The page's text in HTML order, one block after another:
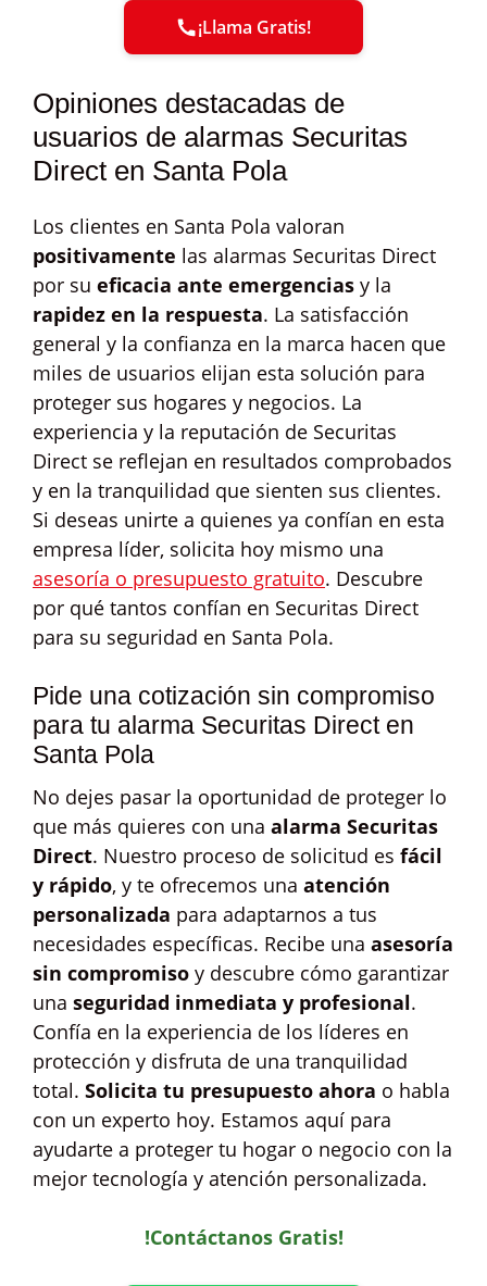
¡Llama Gratis!
Opiniones destacadas de
usuarios de alarmas Securitas
Direct en Santa Pola
Los clientes en Santa Pola valoran
positivamente las alarmas Securitas Direct
por su eficacia ante emergencias y la
rapidez en la respuesta. La satisfacción
general y la confianza en la marca hacen que
miles de usuarios elijan esta solución para
proteger sus hogares y negocios. La
experiencia y la reputación de Securitas
Direct se reflejan en resultados comprobados
y en la tranquilidad que sienten sus clientes.
Si deseas unirte a quienes ya confían en esta
empresa líder, solicita hoy mismo una
asesoría o presupuesto gratuito. Descubre
por qué tantos confían en Securitas Direct
para su seguridad en Santa Pola.
Pide una cotización sin compromiso
para tu alarma Securitas Direct en
Santa Pola
No dejes pasar la oportunidad de proteger lo
que más quieres con una alarma Securitas
Direct. Nuestro proceso de solicitud es fácil
y rápido, y te ofrecemos una atención
personalizada para adaptarnos a tus
necesidades específicas. Recibe una asesoría
sin compromiso y descubre cómo garantizar
una seguridad inmediata y profesional.
Confía en la experiencia de los líderes en
protección y disfruta de una tranquilidad
total. Solicita tu presupuesto ahora o habla
con un experto hoy. Estamos aquí para
ayudarte a proteger tu hogar o negocio con la
mejor tecnología y atención personalizada.
!Contáctanos Gratis!